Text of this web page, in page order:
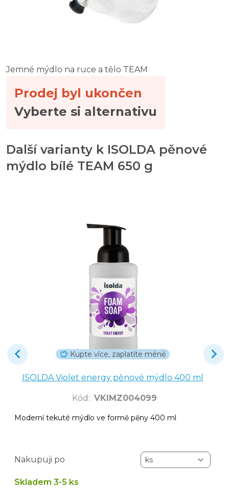
Jemné mýdlo na ruce a tělo TEAM
Prodej byl ukončen
Vyberte si alternativu
Další varianty k ISOLDA pěnové
mýdlo bílé TEAM 650 g
Kupte více, zaplatíte méně
ISOLDA Violet energy pěnové mýdlo 400 ml
Kód : VKIMZ004099
Moderní tekuté mýdlo ve formě pěny 400 ml
Nakupuji po
Skladem 3-5 ks